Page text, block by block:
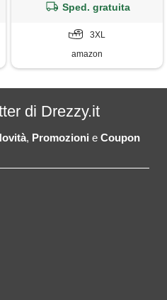
Sped. gratuita
3XL
amazon
di Drezzy.it
, Promozioni e Coupon